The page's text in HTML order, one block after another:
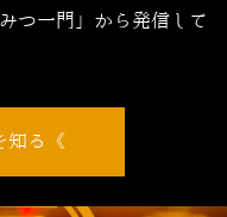
つ一門」から発信して
知る